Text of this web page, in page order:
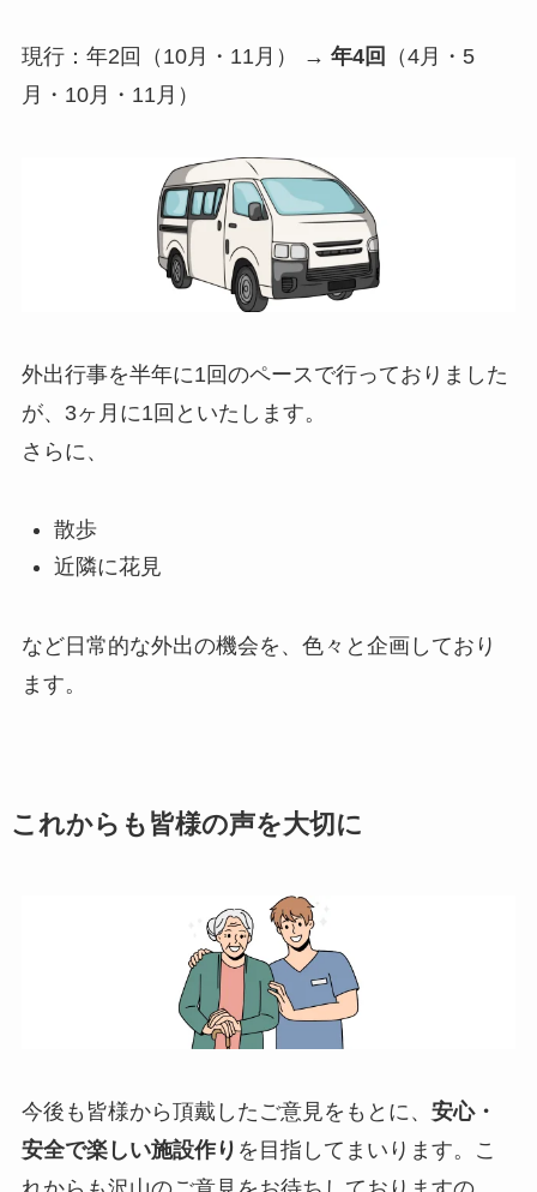
現行：年2回（10月・11月） → 年4回
（4月・5
月・10月・11月）
外出行事を半年に1回のペースで行っておりました
が、3ヶ月に1回といたします。
さらに、
散歩
近隣に花見
など日常的な外出の機会を、色々と企画しており
ます。
これからも皆様の声を大切に
今後も皆様から頂戴したご意見をもとに、 安心・
安全で楽しい施設作り を目指してまいります。こ